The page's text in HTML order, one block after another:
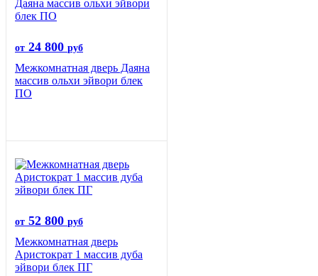
от 24 800 руб
Межкомнатная дверь Даяна
массив ольхи эйвори блек
ПО
от 52 800 руб
Межкомнатная дверь
Аристократ 1 массив дуба
эйвори блек ПГ